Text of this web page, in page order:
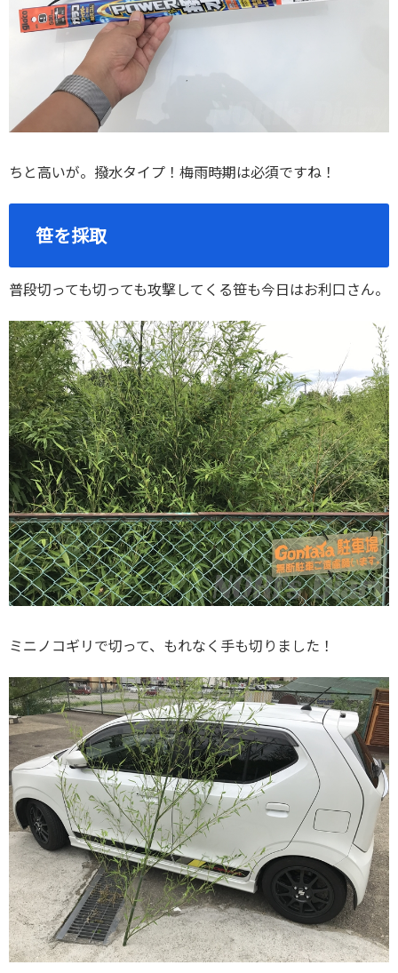
ちと高いが。撥水タイプ！梅雨時期は必須ですね！
笹を採取
普段切っても切っても攻撃してくる笹も今日はお利口さん。
ミニノコギリで切って、もれなく手も切りました！